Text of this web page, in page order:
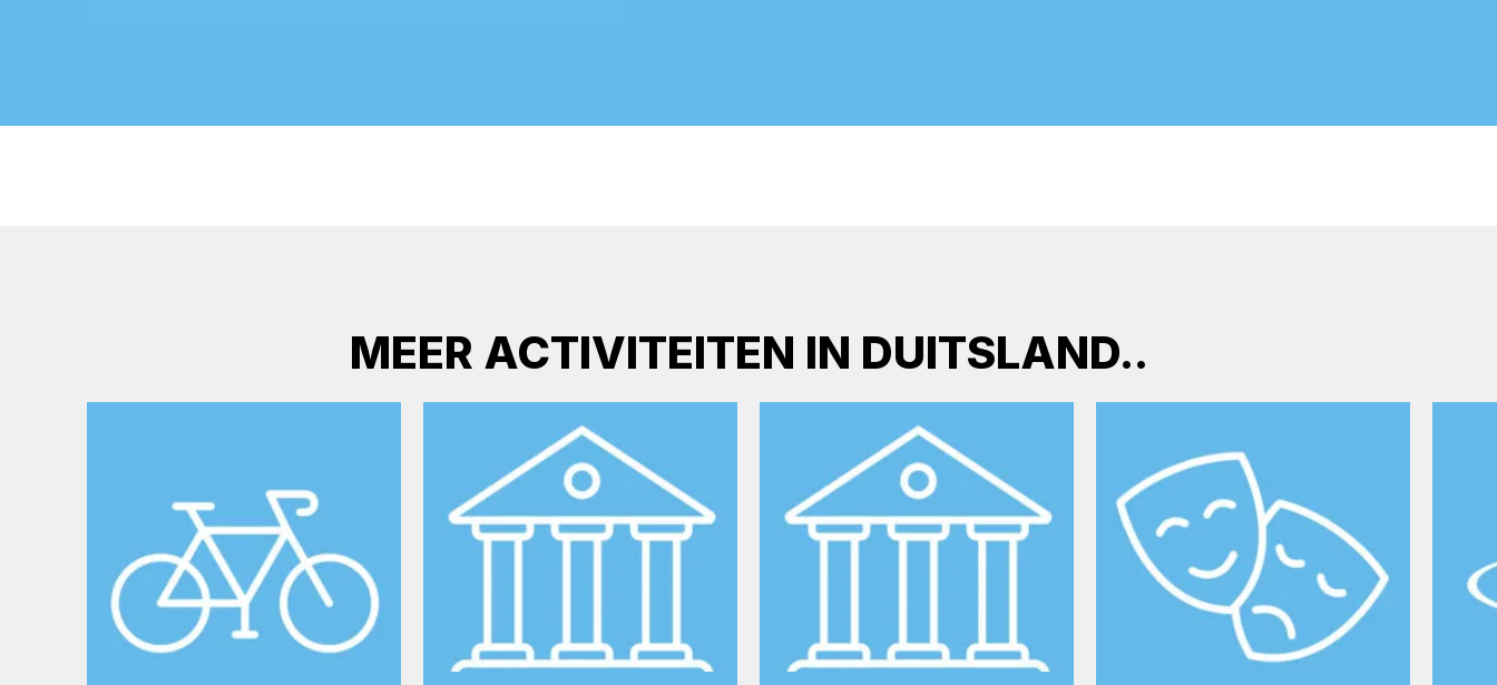
MEER ACTIVITEITEN IN DUITSLAND..